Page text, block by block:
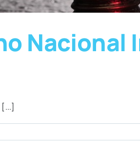
Nacional
[...]